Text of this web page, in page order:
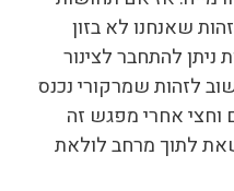
שאנחנו לא בזון
ניתן להתחבר לצינור
לזהות שמרקורי נכנס
וחצי אחרי מפגש זה
לתוך מרחב לולאת